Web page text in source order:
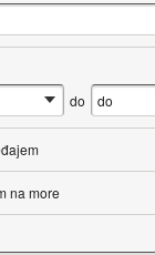
do
na more